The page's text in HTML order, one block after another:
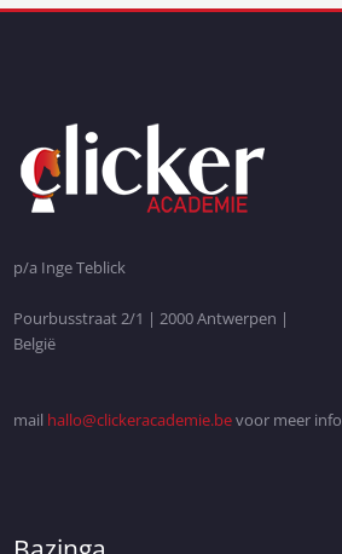
p/a Inge Teblick
Pourbusstraat 2/1 | 2000 Antwerpen |
België
mail hallo@clickeracademie.bevoor meer info